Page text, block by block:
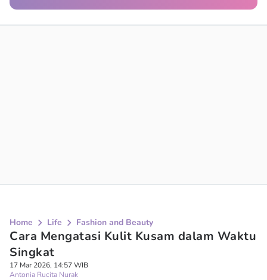
Home Life Fashion and Beauty
Cara Mengatasi Kulit Kusam dalam Waktu
Singkat
17 Mar 2026, 14:57 WIB
Antonia Rucita Nurak